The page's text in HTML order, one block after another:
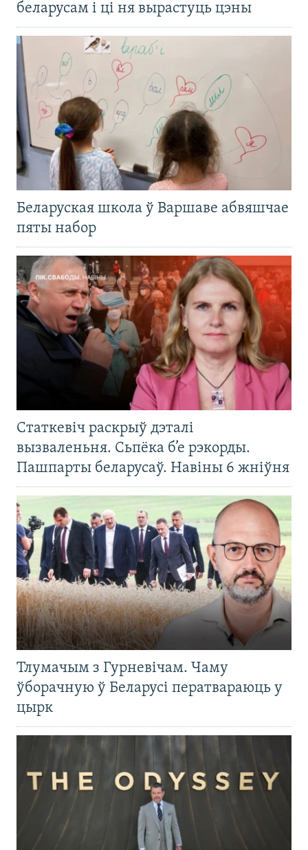
беларусам і ці ня вырастуць цэны
Беларуская школа ў Варшаве абвяшчае
пяты набор
Статкевіч раскрыў дэталі
вызваленьня. Сьпёка б’е рэкорды.
Пашпарты беларусаў. Навіны 6 жніўня
Тлумачым з Гурневічам. Чаму
ўборачную ў Беларусі ператвараюць у
цырк